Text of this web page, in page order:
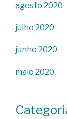
agosto 2020
julho 2020
junho 2020
maio 2020